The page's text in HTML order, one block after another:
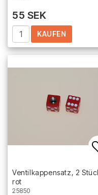
55 SEK
KAUFEN
Ventilkappensatz, 2
rot
25850